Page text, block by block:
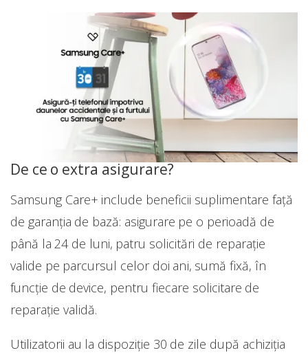
De ce o extra asigurare?
Samsung Care+ include beneficii suplimentare față
de garanția de bază: asigurare pe o perioadă de
până la 24 de luni, patru solicitări de reparație
valide pe parcursul celor doi ani, sumă fixă, în
funcție de device, pentru fiecare solicitare de
reparație validă.
Utilizatorii au la dispoziție 30 de zile după achiziția